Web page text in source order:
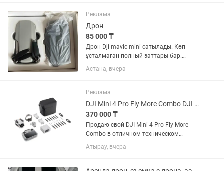
оригинальный комплект в...
Реклама
Дрон
85 000 ₸
Дрон Dji mavic mini сатылады. Көп
ұсталмаған полный заттары бар.
Оригинал отверткасына дейін бар.
Жағдайы өте жақсы. Зарядка барлығы
бар оғанда шықсаңыз болады....
Астана, вчера
Реклама
DJI Mini 4 Pro Fly More Combo DJI RC 2 3 аккумулятора 256 ГБ
370 000 ₸
Продаю свой DJI Mini 4 Pro Fly More
Combo в отличном техническом
состоянии. ✔ DJI RC 2 (пульт со
встроенным экраном) ✔ 3
Зарядный хаб ✔ Оригинальная сумка
Атырау, вчера